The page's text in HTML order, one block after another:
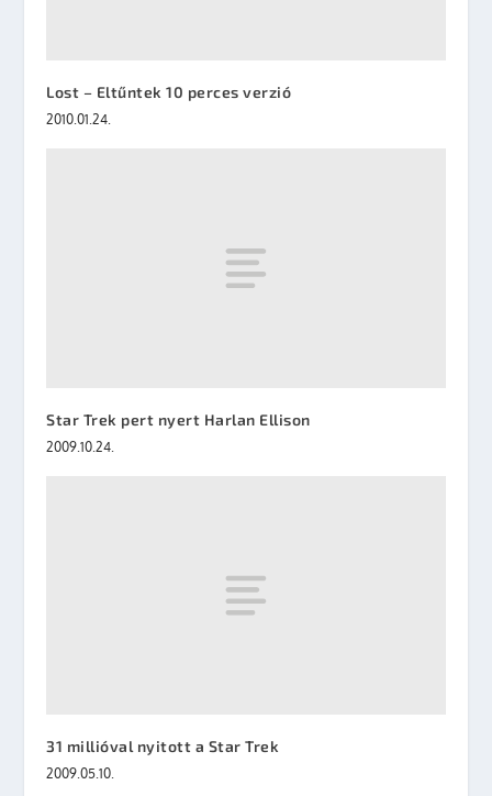
Lost – Eltűntek 10 perces verzió
2010.01.24.
Star Trek pert nyert Harlan Ellison
2009.10.24.
31 millióval nyitott a Star Trek
2009.05.10.